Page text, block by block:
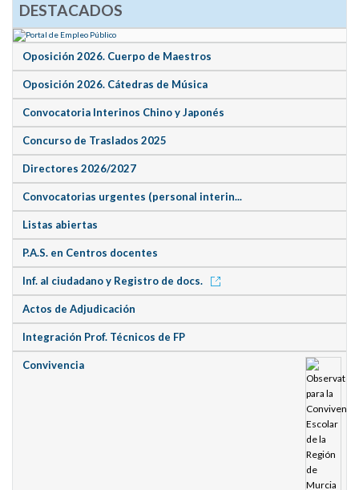
DESTACADOS
Oposición 2026. Cuerpo de Maestros
Oposición 2026. Cátedras de Música
Convocatoria Interinos Chino y Japonés
Concurso de Traslados 2025
Directores 2026/2027
Convocatorias urgentes (personal interin...
Listas abiertas
P.A.S. en Centros docentes
Inf. al ciudadano y Registro de docs.
Actos de Adjudicación
Integración Prof. Técnicos de FP
Convivencia